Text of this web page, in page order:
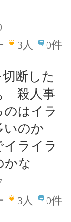
3人 0件
断した
殺人事
はイラ
いのか
ライラ
かな
3人 0件